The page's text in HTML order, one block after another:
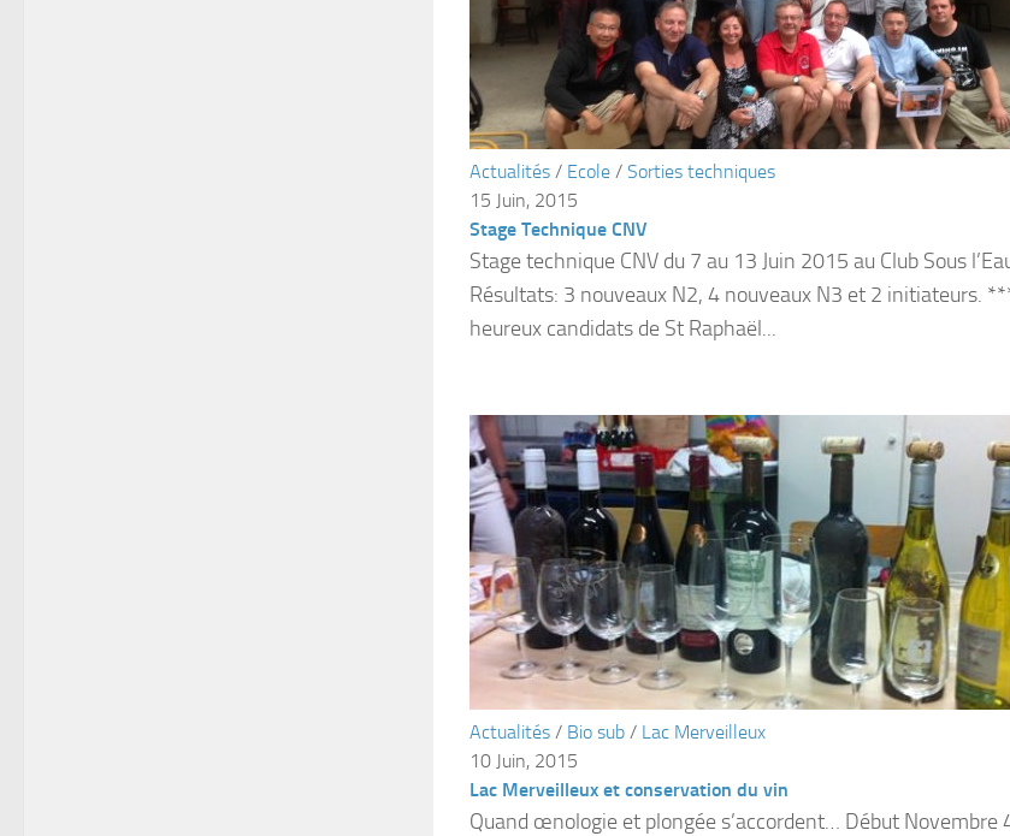
Actualités / Ecole / Sorties techniques
15 Juin, 2015
Stage Technique CNV
Stage technique CNV du 7 au 13 Juin 2015 au Club Sous
Résultats: 3 nouveaux N2, 4 nouveaux N3 et 2 initiateurs.
heureux candidats de St Raphaël...
Actualités / Bio sub / Lac Merveilleux
10 Juin, 2015
Lac Merveilleux et conservation du vin
Quand œnologie et plongée s’accordent… Début Novembre